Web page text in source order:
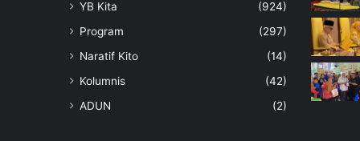
YB Kita
(924)
Program
(297)
Naratif Kito
(14)
Kolumnis
(42)
ADUN
(2)